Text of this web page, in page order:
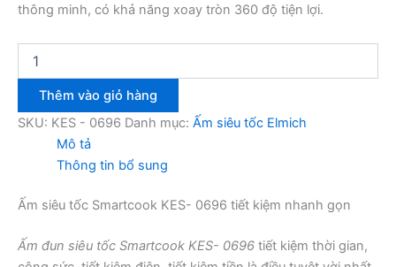
thông minh, có khả năng xoay tròn 360 độ tiện lợi.
siêu
Smartcook
KES-
Thêm vào giỏ hàng
SKU: KES - 0696 Danh mục: Ấm siêu tốc Elmich
Mô tả
Thông tin bổ sung
Ấm siêu tốc Smartcook KES- 0696 tiết kiệm nhanh gọn
Ấm đun siêu tốc Smartcook KES- 0696 tiết kiệm thời gian,